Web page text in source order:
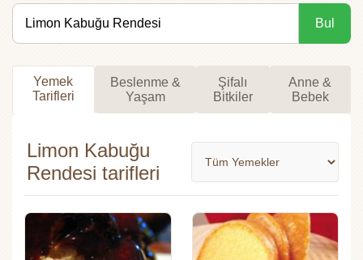
Bul
Yemek
Tarifleri
Beslenme &
Yaşam
Şifalı
Bitkiler
Anne &
Bebek
Limon Kabuğu
Rendesi tarifleri